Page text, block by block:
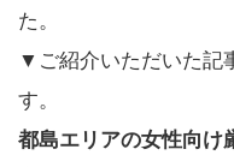
た。
▼ご紹介いただいた記
す。
都島エリアの女性向け